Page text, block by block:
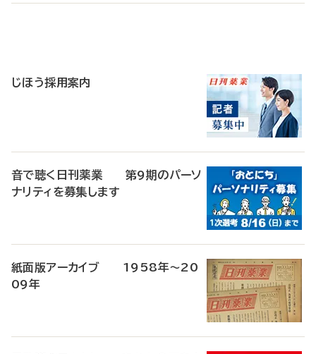
じほう採用案内
音で聴く日刊薬業 第9期のパーソ
ナリティを募集します
紙面版アーカイブ 1958年～20
09年